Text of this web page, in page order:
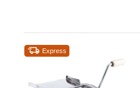
Express